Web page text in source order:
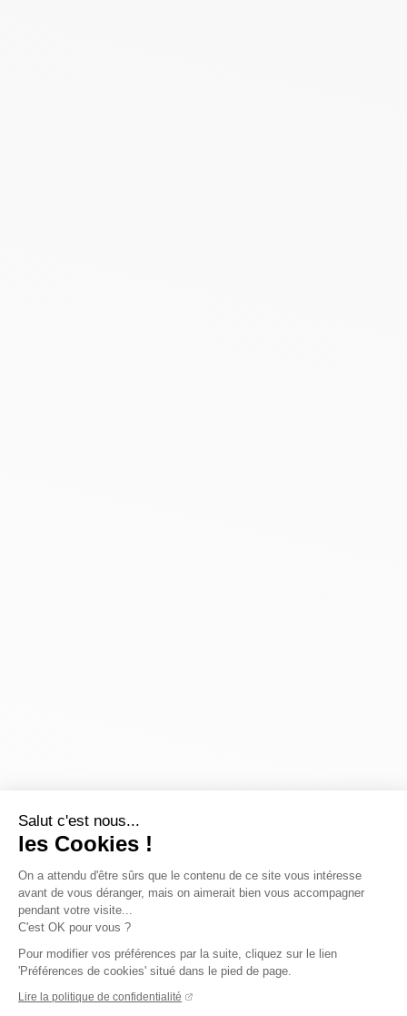
Salut c'est nous...
les Cookies !
On a attendu d'être sûrs que le contenu de ce site vous intéresse
avant de vous déranger, mais on aimerait bien vous accompagner
pendant votre visite...
C'est OK pour vous ?
Pour modifier vos préférences par la suite, cliquez sur le lien
'Préférences de cookies' situé dans le pied de page.
Lire la politique de confidentialité